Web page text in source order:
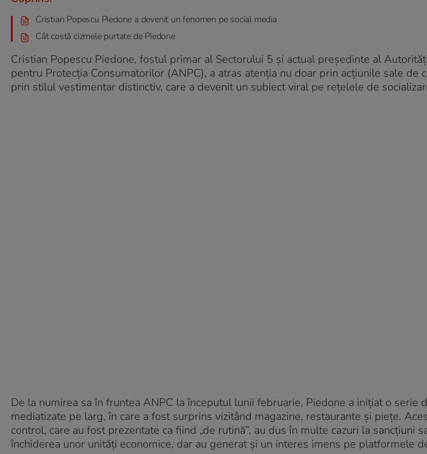
Cristian Popescu Piedone a devenit un fenomen pe social media
Cât costă cizmele purtate de Piedone
Cristian Popescu Piedone, fostul primar al Sectorului 5 și actual președinte al
pentru Protecția Consumatorilor (ANPC), a atras atenția nu doar prin acțiunile sale de
prin stilul vestimentar distinctiv, care a devenit un subiect viral pe rețelele de
De la numirea sa în fruntea ANPC la începutul lunii februarie, Piedone a inițiat o serie
mediatizate pe larg, în care a fost surprins vizitând magazine, restaurante și piețe.
control, care au fost prezentate ca fiind „de rutină”, au dus în multe cazuri la sancțiuni
închiderea unor unități economice, dar au generat și un interes imens pe platformele